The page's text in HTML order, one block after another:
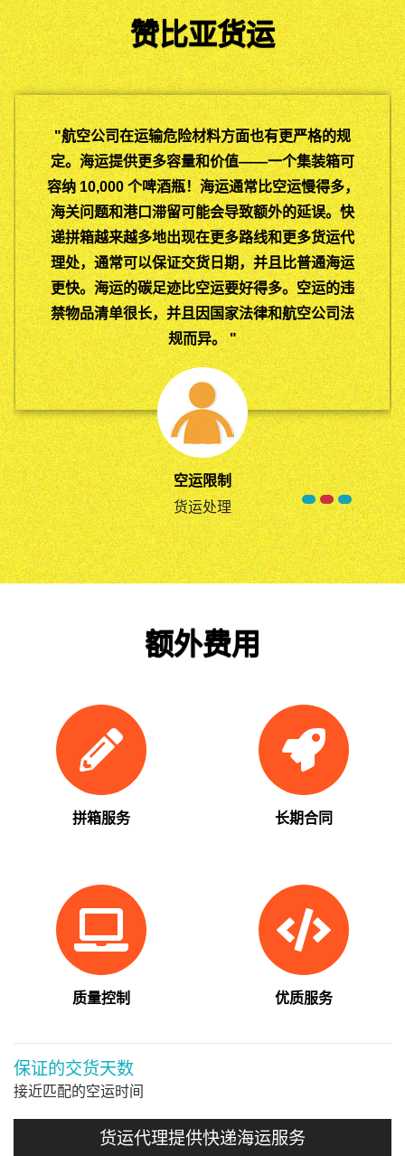
赞比亚货运
"
"
高效的服务
人工服务
"
"
空运限制
货运处理
"如果您正在考虑赞比亚空运，您应该与您的货运
代理仔细讨论您的货物性质。并且不要忘记提及
把手等辅助物品。包装也可能受到限制。例如，
瓦楞纸箱有最大重量限制。直到最近，不装满集
装箱 (LCL) 的小型货物通常比整箱 (FCL) 货物的
运输时间要长得多。想要数量较少的托运人很快
就不得不支付额外费用来进行空运。"
货运市场
拼箱服务
额外费用
拼箱服务 长期合同
质量控制 优质服务
接近匹配的空运时间
货运代理提供快递海运服务